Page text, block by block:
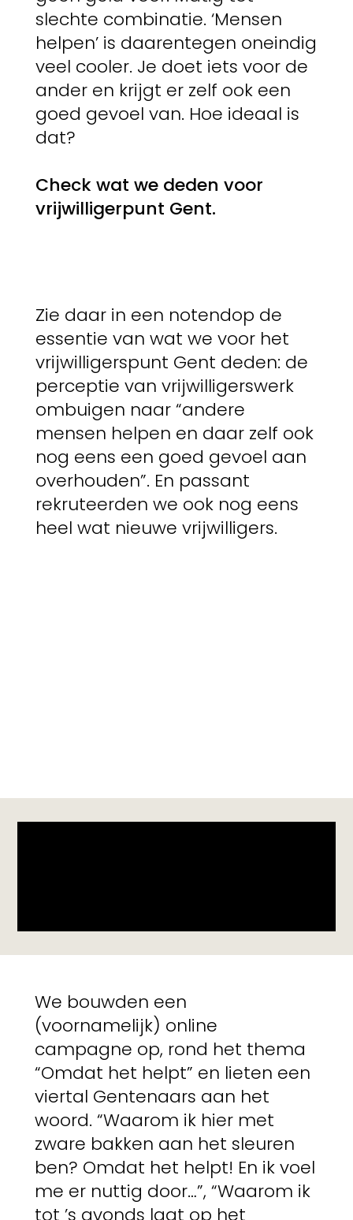
slechte combinatie. ‘Mensen
helpen’ is daarentegen oneindig
veel cooler. Je doet iets voor de
ander en krijgt er zelf ook een
goed gevoel van. Hoe ideaal is
dat?
Check wat we deden voor
vrijwilligerpunt Gent.
Zie daar in een notendop de
essentie van wat we voor het
vrijwilligerspunt Gent deden: de
perceptie van vrijwilligerswerk
ombuigen naar “andere
mensen helpen en daar zelf ook
nog eens een goed gevoel aan
overhouden”. En passant
rekruteerden we ook nog eens
heel wat nieuwe vrijwilligers.
We bouwden een
(voornamelijk) online
campagne op, rond het thema
“Omdat het helpt” en lieten een
viertal Gentenaars aan het
woord. “Waarom ik hier met
zware bakken aan het sleuren
ben? Omdat het helpt! En ik voel
me er nuttig door…”, “Waarom ik
tot ’s avonds laat op het